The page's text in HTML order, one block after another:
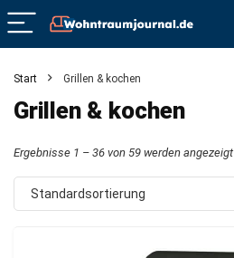
Start Grillen & kochen
Grillen & kochen
Ergebnisse 1 – 36 von 59 werden angezeigt
Standardsortierung